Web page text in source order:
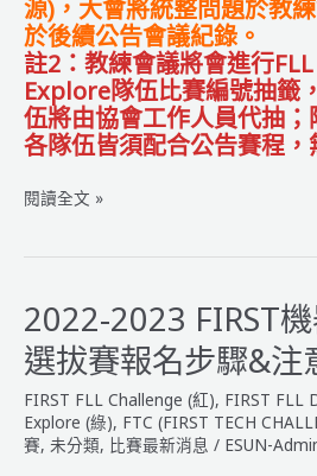
源)，大會將統整問題於教
於後續公告會議紀錄。
註2：教練會議將會進行
Explore隊伍比賽編號抽籤
伍將由協會工作人員代抽；
各隊伍皆須配合公告賽程，
2022-
FIRST
器
人
台
選
拔
閱讀全文 »
2022-2023 FIRST
選拔賽報名步驟&注
FIRST FLL Challenge (紅), FIRST FLL
Explore (綠), FTC (FIRST TECH
賽, 未分類, 比賽最新消息 / ESUN-